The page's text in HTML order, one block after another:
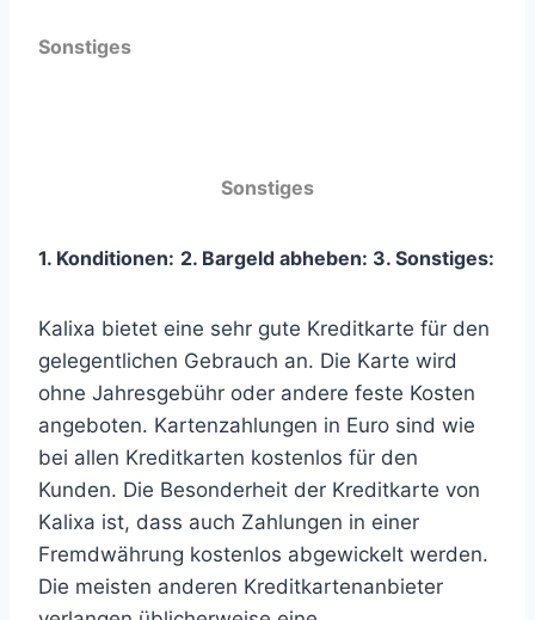
Sonstiges
Sonstiges
1. Konditionen: 2. Bargeld abheben: 3. Sonstiges:
Kalixa bietet eine sehr gute Kreditkarte für den
gelegentlichen Gebrauch an. Die Karte wird
ohne Jahresgebühr oder andere feste Kosten
angeboten. Kartenzahlungen in Euro sind wie
bei allen Kreditkarten kostenlos für den
Kunden. Die Besonderheit der Kreditkarte von
Kalixa ist, dass auch Zahlungen in einer
Fremdwährung kostenlos abgewickelt werden.
Die meisten anderen Kreditkartenanbieter